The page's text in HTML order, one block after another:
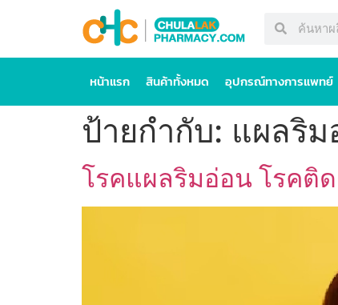
หน้าแรก สินค้าทั้งหมด อุปกรณ์ทางการแพทย์
ป้ายกำกับ: แผลริ
โรคแผลริมอ่อน โรคติ